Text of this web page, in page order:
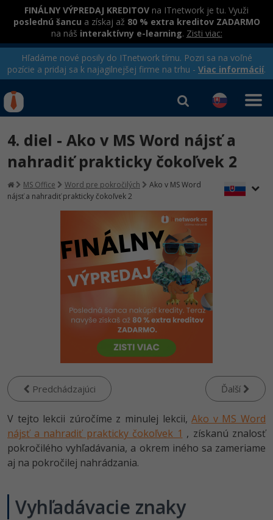
FINÁLNY VÝPREDAJ KREDITOV na ITnetwork je tu. Využi
poslednú šancu a získaj až 80 % extra kreditov ZADARMO
na náš interaktívny e-learning. Zisti viac:
Hľadáme nové posily do ITnetwork tímu. Pozri sa na voľné
pozície a pridaj sa k najagilnejšej firme na trhu - Viac informácií.
Rekvalifikačné kurzy
hradené úradom práce
Kurzy programovania
Ako začať?
C# .NET -80%
Python -80%
JavaScript -80%
C++
Swift -80%
Kotlin
Céčko -80%
Kurzy e-commerce
Testovanie softvéru
Marketing -30%
WordPress
SEO -30%
Business
MS Office -80%
Google Dokumenty
Prihlásiť sa Registrovať
4. diel - Ako v MS Word nájsť a
nahradiť prakticky čokoľvek 2
MS Office Word pre pokročilých
Ako v MS Word
nájsť a nahradiť prakticky čokoľvek 2
Predchádzajúci Ďalší
V tejto lekcii zúročíme z minulej lekcii,Ako v MS Word
nájsť a nahradiť prakticky čokoľvek 1 , získanú znalosť
pokročilého vyhľadávania, a okrem iného sa zameriame
aj na pokročilej nahrádzania.
Vyhľadávacie znaky